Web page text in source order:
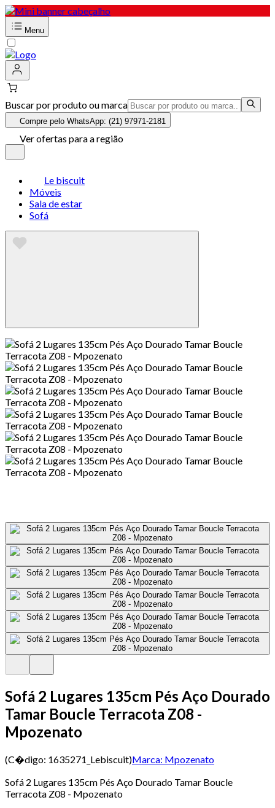
Menu
Buscar por produto ou marca
Compre pelo WhatsApp: (21) 97971-2181
Ver ofertas para a região
Le biscuit
Móveis
Sala de estar
Sofá
Sofá 2 Lugares 135cm Pés Aço Dourado
Tamar Boucle Terracota Z08 -
Mpozenato
(C�digo: 1635271_Lebiscuit)Marca: Mpozenato
Sofá 2 Lugares 135cm Pés Aço Dourado Tamar Boucle
Terracota Z08 - Mpozenato